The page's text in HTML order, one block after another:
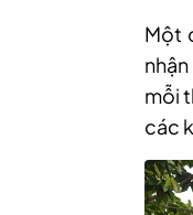
Một
mỗi
các